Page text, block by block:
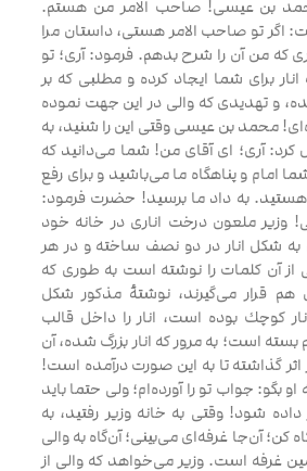
بن عيسى! صاحب الامر من هستم.
اگر تو صاحب الامر هستى، داستان مرا
كه من آن را شرح بدهم. فرمود: آرى؛ تو
براى شما ايجاد كرده و مطلبى كه بر
و تهديدى كه والى در اين جهت نموده
محمد بن عيسى وقتى اين را شنيد، به
آرى؛ اى آقاى من! شما مى‌دانيد كه
امام و پناهگاه ما مى‌باشيد و براى رفع
هستيد. به داد ما برسيد! حضرت فرمود:
ملعون درخت انارى در خانه خود
به شكل انار در دو نصف ساخته و در هر
آن كلمات را نوشته است به طورى كه
قرار مى‌گيرند، نوشتۀ مذكور شكل
كوچك بوده است، انار را داخل قالب
بسته است؛ به مرور كه انار بزرگ شده، آن
اثر گذاشته تا به اين صورت درآمده است!
او بگو: جواب تو را آورده‌ام؛ ولى حتما بايد
شود! وقتى به خانه وزير رفتيد، به
آن‌جا غرفه‌اى مى‌بينى؛ آن‌گاه به والى
غرفه است. وزير مى‌خواهد كه والى از